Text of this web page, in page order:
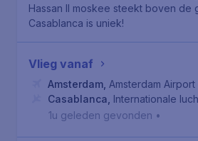
Hassan II moskee steekt boven de
Casablanca is uniek!
Vlieg vanaf
Amsterdam Amsterdam
Casablanca Internationale
1u geleden gevonden •